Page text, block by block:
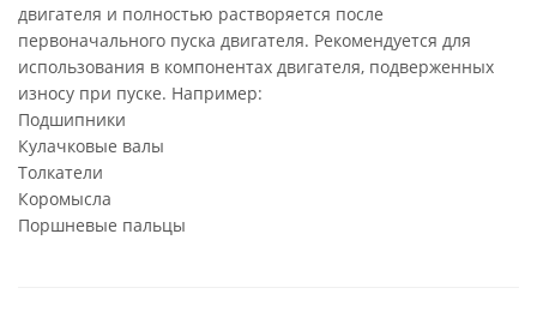
двигателя и полностью растворяется после
первоначального пуска двигателя. Рекомендуется для
использования в компонентах двигателя, подверженных
износу при пуске. Например:
Подшипники
Кулачковые валы
Толкатели
Коромысла
Поршневые пальцы